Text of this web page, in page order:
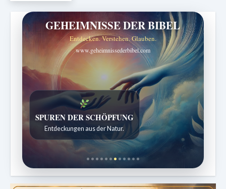
GEHEIMNISSE DER BIBEL
Entdecken. Verstehen. Glauben.
www.geheimnissederbibel.com
SPUREN DER SCHÖPFUNG
Entdeckungen aus der Natur.